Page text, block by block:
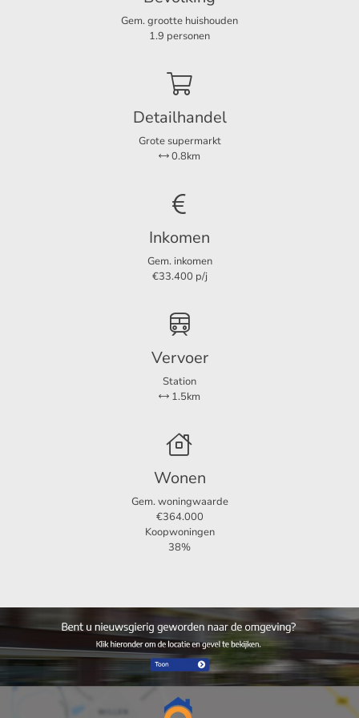
- Huisdieren 0,5 maand extra borg
3
82 m²
Gem. grootte huishouden
1.9 personen
Detailhandel
Grote supermarkt
0.8km
Inkomen
Gem. inkomen
€33.400 p/j
Vervoer
Station
1.5km
Wonen
Gem. woningwaarde
€364.000
Koopwoningen
38%